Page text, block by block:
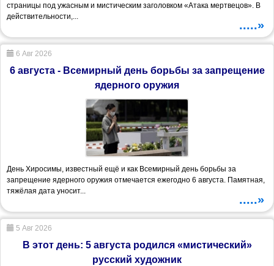
страницы под ужасным и мистическим заголовком «Атака мертвецов». В
действительности,...
.....»
6 Авг 2026
6 августа - Всемирный день борьбы за запрещение
ядерного оружия
День Хиросимы, известный ещё и как Всемирный день борьбы за
запрещение ядерного оружия отмечается ежегодно 6 августа. Памятная,
тяжёлая дата уносит...
.....»
5 Авг 2026
В этот день: 5 августа родился «мистический»
русский художник